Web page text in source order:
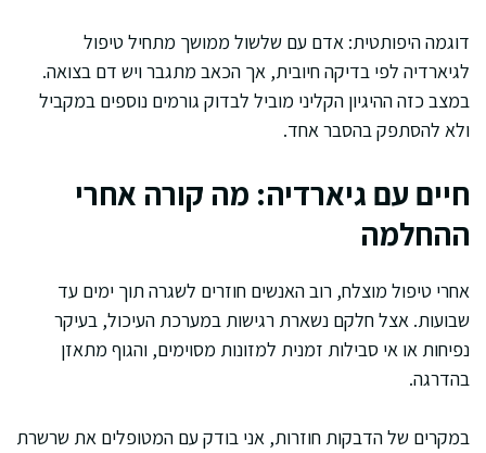
דוגמה היפותטית: אדם עם שלשול ממושך מתחיל טיפול
לגיארדיה לפי בדיקה חיובית, אך הכאב מתגבר ויש דם בצואה.
במצב כזה ההיגיון הקליני מוביל לבדוק גורמים נוספים במקביל
ולא להסתפק בהסבר אחד.
חיים עם גיארדיה: מה קורה אחרי
ההחלמה
אחרי טיפול מוצלח, רוב האנשים חוזרים לשגרה תוך ימים עד
שבועות. אצל חלקם נשארת רגישות במערכת העיכול, בעיקר
נפיחות או אי סבילות זמנית למזונות מסוימים, והגוף מתאזן
בהדרגה.
במקרים של הדבקות חוזרות, אני בודק עם המטופלים את שרשרת